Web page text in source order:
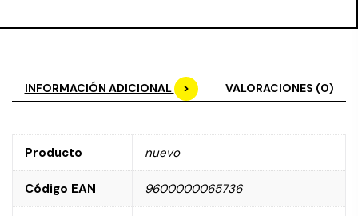
INFORMACIÓN ADICIONAL VALORACIONES (0)
Producto nuevo
Código EAN 9600000065736